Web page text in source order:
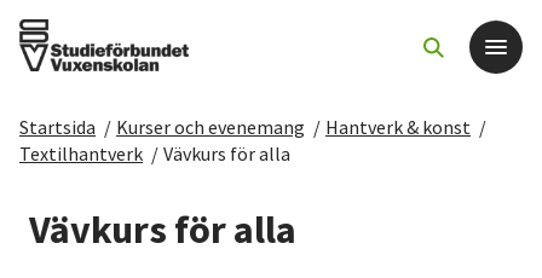
Det här gör vi
För dig som
Startsida / Kurser och evenemang / Hantverk & konst /
Textilhantverk / Vävkurs för alla
Vävkurs för alla